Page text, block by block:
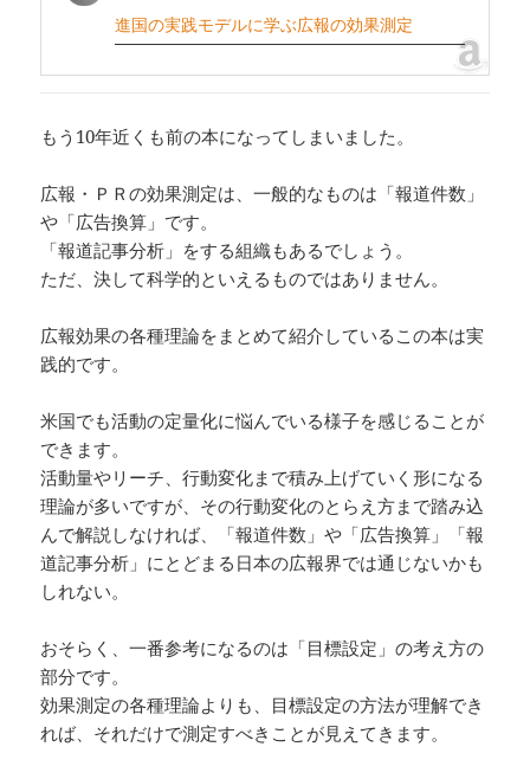
進国の実践モデルに学ぶ広報の効果測定
もう10年近くも前の本になってしまいました。
広報・ＰＲの効果測定は、一般的なものは「報道件数」
や「広告換算」です。
「報道記事分析」をする組織もあるでしょう。
ただ、決して科学的といえるものではありません。
広報効果の各種理論をまとめて紹介しているこの本は実
践的です。
米国でも活動の定量化に悩んでいる様子を感じることが
できます。
活動量やリーチ、行動変化まで積み上げていく形になる
理論が多いですが、その行動変化のとらえ方まで踏み込
んで解説しなければ、「報道件数」や「広告換算」「報
道記事分析」にとどまる日本の広報界では通じないかも
しれない。
おそらく、一番参考になるのは「目標設定」の考え方の
部分です。
効果測定の各種理論よりも、目標設定の方法が理解でき
れば、それだけで測定すべきことが見えてきます。